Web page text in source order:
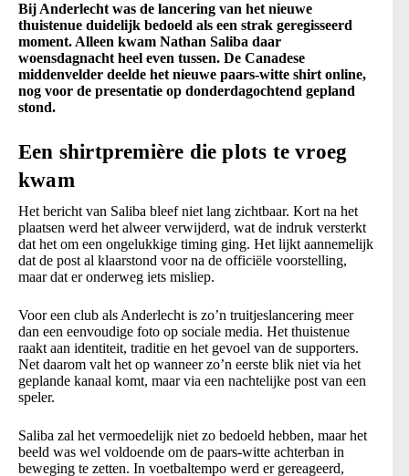
Bij Anderlecht was de lancering van het nieuwe
thuistenue duidelijk bedoeld als een strak geregisseerd
moment. Alleen kwam Nathan Saliba daar
woensdagnacht heel even tussen. De Canadese
middenvelder deelde het nieuwe paars-witte shirt online,
nog voor de presentatie op donderdagochtend gepland
stond.
Een shirtpremière die plots te vroeg
kwam
Het bericht van Saliba bleef niet lang zichtbaar. Kort na het
plaatsen werd het alweer verwijderd, wat de indruk versterkt
dat het om een ongelukkige timing ging. Het lijkt aannemelijk
dat de post al klaarstond voor na de officiële voorstelling,
maar dat er onderweg iets misliep.
Voor een club als Anderlecht is zo’n truitjeslancering meer
dan een eenvoudige foto op sociale media. Het thuistenue
raakt aan identiteit, traditie en het gevoel van de supporters.
Net daarom valt het op wanneer zo’n eerste blik niet via het
geplande kanaal komt, maar via een nachtelijke post van een
speler.
Saliba zal het vermoedelijk niet zo bedoeld hebben, maar het
beeld was wel voldoende om de paars-witte achterban in
beweging te zetten. In voetbaltempo werd er gereageerd,